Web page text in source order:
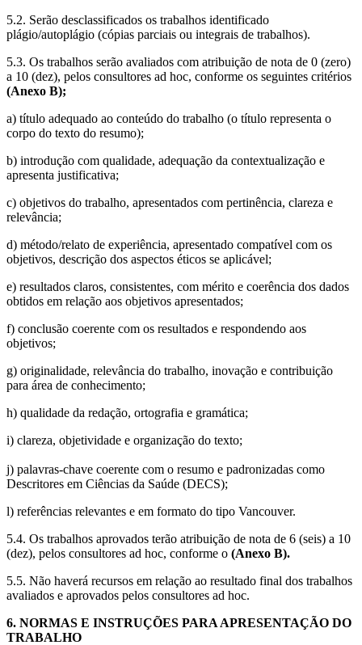
5.2. Serão desclassificados os trabalhos identificado
plágio/autoplágio (cópias parciais ou integrais de trabalhos).
5.3. Os trabalhos serão avaliados com atribuição de nota de 0 (zero)
a 10 (dez), pelos consultores ad hoc, conforme os seguintes critérios
(Anexo B);
a) título adequado ao conteúdo do trabalho (o título representa o
corpo do texto do resumo);
b) introdução com qualidade, adequação da contextualização e
apresenta justificativa;
c) objetivos do trabalho, apresentados com pertinência, clareza e
relevância;
d) método/relato de experiência, apresentado compatível com os
objetivos, descrição dos aspectos éticos se aplicável;
e) resultados claros, consistentes, com mérito e coerência dos dados
obtidos em relação aos objetivos apresentados;
f) conclusão coerente com os resultados e respondendo aos
objetivos;
g) originalidade, relevância do trabalho, inovação e contribuição
para área de conhecimento;
h) qualidade da redação, ortografia e gramática;
i) clareza, objetividade e organização do texto;
j) palavras-chave coerente com o resumo e padronizadas como
Descritores em Ciências da Saúde (DECS);
l) referências relevantes e em formato do tipo Vancouver.
5.4. Os trabalhos aprovados terão atribuição de nota de 6 (seis) a 10
(dez), pelos consultores ad hoc, conforme o (Anexo B).
5.5. Não haverá recursos em relação ao resultado final dos trabalhos
avaliados e aprovados pelos consultores ad hoc.
6. NORMAS E INSTRUÇÕES PARA APRESENTAÇÃO DO
TRABALHO